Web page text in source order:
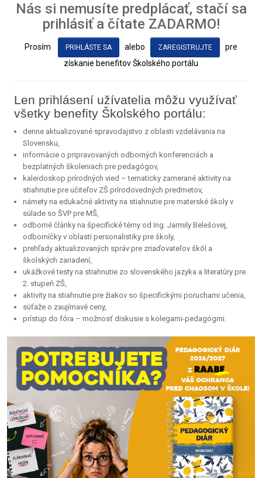
Nás si nemusíte predplácať, stačí sa
prihlásiť a čítate ZADARMO!
Prosím PRIHLÁSTE SA alebo ZAREGISTRUJTE
pre
získanie benefitov Školského portálu
Len prihlásení užívatelia môžu využívať
všetky benefity Školského portálu:
denne aktualizované spravodajstvo z oblasti vzdelávania na
Slovensku,
informácie o pripravovaných odborných konferenciách a
bezplatných školeniach pre pedagógov,
kaleidoskop prírodných vied – tematicky zamerané aktivity na
stiahnutie pre učiteľov ZŠ prírodovedných predmetov,
námety na edukačné aktivity na stiahnutie pre materské školy v
súlade so ŠVP pre MŠ,
odborné články na špecifické témy od Ing. Jarmily Belešovej,
odborníčky v oblasti personalistiky pre školy,
prehľady aktualizovaných správ pre zriaďovateľov škôl a
školských zariadení,
ukážkové testy na stiahnutie zo slovenského jazyka a literatúry pre
2. stupeň ZŠ,
aktivity na stiahnutie pre žiakov so špecifickými poruchami učenia,
súťaže o zaujímavé ceny,
prístup do fóra – možnosť diskusie s kolegami-pedagógmi.